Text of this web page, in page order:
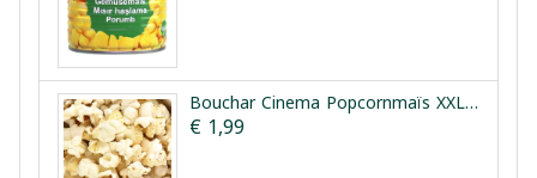
Bouchar Cinema Popcornmaïs XXL 165g
€ 1,99